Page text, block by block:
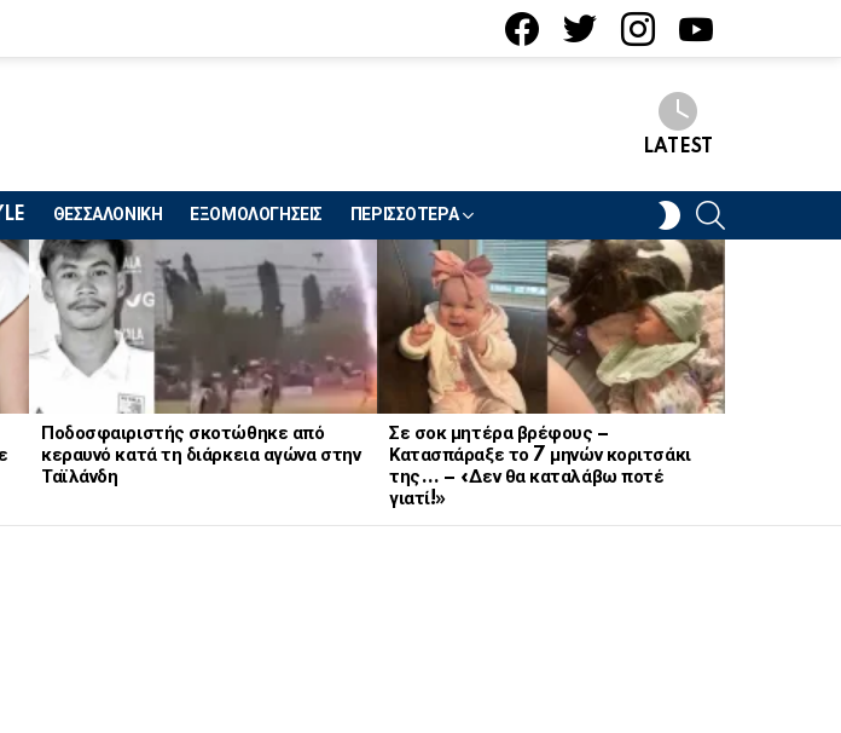
LATEST
ΘΕΣΣΑΛΟΝΙΚΗ ΕΞΟΜΟΛΟΓΗΣΕΙΣ ΠΕΡΙΣΣΟΤΕΡΑ
SWITCH
SKIN
Ποδοσφαιριστής σκοτώθηκε από
κεραυνό κατά τη διάρκεια αγώνα στην
Ταϊλάνδη
Σε σοκ μητέρα βρέφους –
Κατασπάραξε το 7 μηνών κοριτσάκι
της… – «Δεν θα καταλάβω ποτέ
γιατί!»